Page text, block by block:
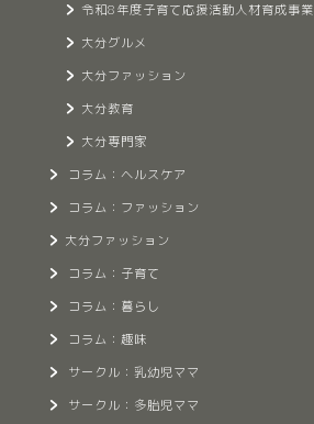
令和8年度子育て応援活動人材育成事業
大分グルメ
大分ファッション
大分教育
大分専門家
コラム：ヘルスケア
コラム：ファッション
大分ファッション
コラム：子育て
コラム：暮らし
コラム：趣味
サークル：乳幼児ママ
サークル：多胎児ママ